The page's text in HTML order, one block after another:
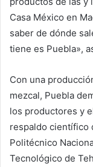
Casa México en
saber de dónde
tiene es Puebla»,
Con una
mezcal, Puebla
los productores y
respaldo científico
Politécnico
Tecnológico de